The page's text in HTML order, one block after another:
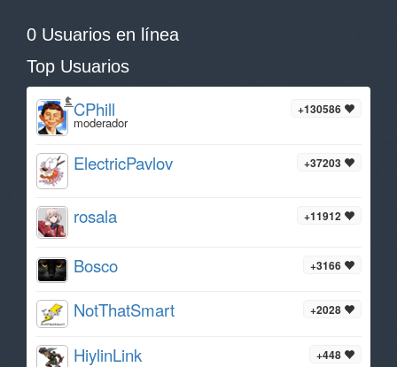
0 Usuarios en línea
Top Usuarios
+130586
CPhill
moderador
+37203
ElectricPavlov
+11912
rosala
+3166
Bosco
+2028
NotThatSmart
+448
HiylinLink